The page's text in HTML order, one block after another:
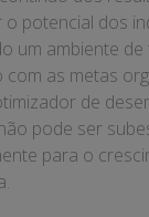
potencial dos
um ambiente
as metas
de
pode ser
para o